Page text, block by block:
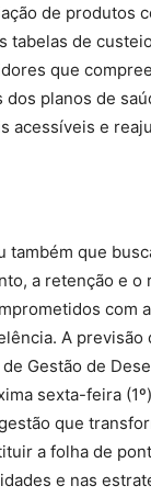
de produtos
tabelas de
que
dos planos de
acessíveis e
também que
a retenção e o
com
A previsão
Gestão de
sexta-feira
que
a folha de
e nas